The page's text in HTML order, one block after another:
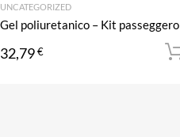
UNCATEGORIZED
Gel poliuretanico – Kit passeggero
32,79€